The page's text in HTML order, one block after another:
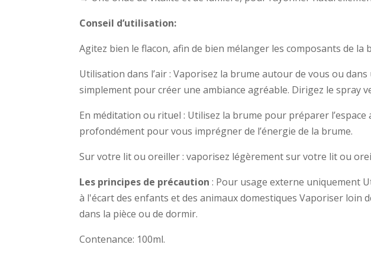
Conseil d’utilisation:
Agitez bien le flacon, afin de bien mélanger les composants de la
Utilisation dans l’air : Vaporisez la brume autour de vous ou
simplement pour créer une ambiance agréable. Dirigez le spray
En méditation ou rituel : Utilisez la brume pour préparer
profondément pour vous imprégner de l’énergie de la brume.
Sur votre lit ou oreiller : vaporisez légèrement sur votre lit ou
Les principes de précaution : Pour usage externe uniquement
à l'écart des enfants et des animaux domestiques Vaporiser loin
dans la pièce ou de dormir.
Contenance: 100ml.